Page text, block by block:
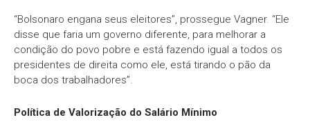
“Bolsonaro engana seus eleitores”, prossegue Vagner. “Ele
disse que faria um governo diferente, para melhorar a
condição do povo pobre e está fazendo igual a todos os
presidentes de direita como ele, está tirando o pão da
boca dos trabalhadores”.
Política de Valorização do Salário Mínimo